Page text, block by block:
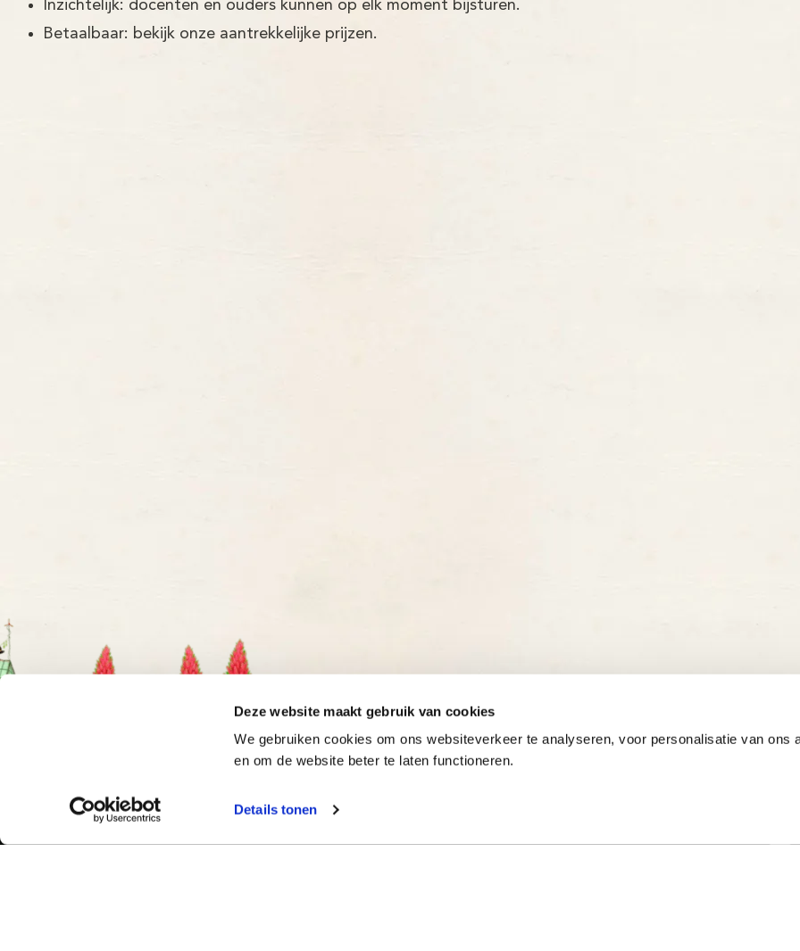
Deze website maakt gebruik van cookies
We gebruiken cookies om ons websiteverkeer te analyseren, voor personalisatie van ons
en om de website beter te laten functioneren.
Details tonen
Inzichtelijk: docenten en ouders kunnen op elk moment bijsturen.
Betaalbaar: bekijk onze aantrekkelijke prijzen.